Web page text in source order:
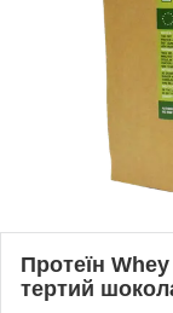
Протеїн
тертий